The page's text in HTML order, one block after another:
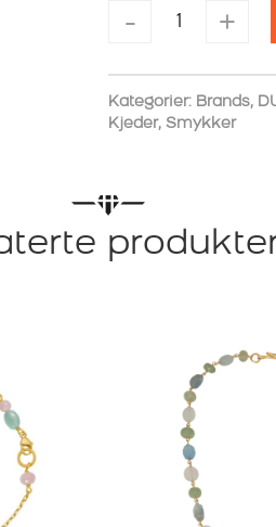
-
DULONG
KJEDE
DAYBREAK
antall
+
Kategorier: Brands,
Kjeder, Smykker